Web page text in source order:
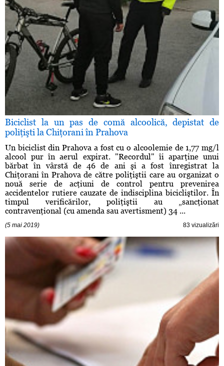
Biciclist la un pas de comă alcoolică, depistat de
poliţişti la Chiţorani în Prahova
Un biciclist din Prahova a fost cu o alcoolemie de 1,77 mg/l
alcool pur în aerul expirat. "Recordul" îi aparţine unui
bărbat în vârstă de 46 de ani şi a fost înregistrat la
Chiţorani în Prahova de către poliţiştii care au organizat o
nouă serie de acţiuni de control pentru prevenirea
accidentelor rutiere cauzate de indisciplina bicicliştilor. În
timpul verificărilor, poliţiştii au „sancţionat
contravenţional (cu amenda sau avertisment) 34 ...
(5 mai 2019) 83 vizualizări